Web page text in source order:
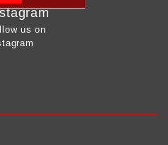
us on